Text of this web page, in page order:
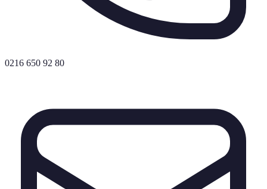
0216 650 92 80